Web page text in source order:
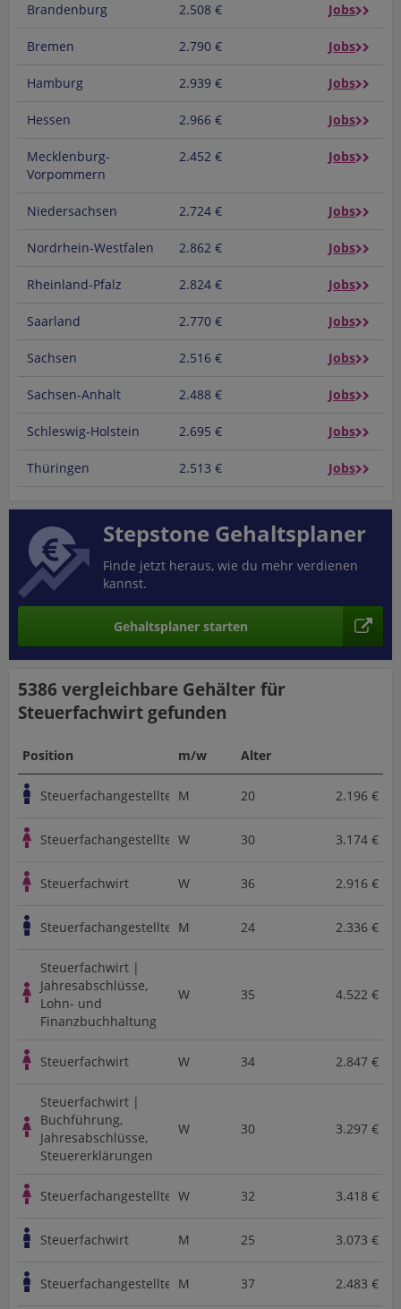
Brandenburg 2.508 € Jobs
Bremen 2.790 € Jobs
Hamburg 2.939 € Jobs
Hessen 2.966 € Jobs
Mecklenburg-
Vorpommern
2.452 € Jobs
Niedersachsen 2.724 € Jobs
Nordrhein-Westfalen 2.862 € Jobs
Rheinland-Pfalz 2.824 € Jobs
Saarland 2.770 € Jobs
Sachsen 2.516 € Jobs
Sachsen-Anhalt 2.488 € Jobs
Schleswig-Holstein 2.695 € Jobs
Thüringen 2.513 € Jobs
Stepstone Gehaltsplaner
Finde jetzt heraus, wie du mehr verdienen
kannst.
Gehaltsplaner starten
5386 vergleichbare Gehälter für
Steuerfachwirt gefunden
Position m/w Alter
Steuerfachangestellte M 20 2.196 €
Steuerfachangestellte W 30 3.174 €
Steuerfachwirt W 36 2.916 €
Steuerfachangestellte M 24 2.336 €
Steuerfachwirt |
Jahresabschlüsse,
Lohn- und
Finanzbuchhaltung
W 35 4.522 €
Steuerfachwirt W 34 2.847 €
Steuerfachwirt |
Buchführung,
Jahresabschlüsse,
Steuererklärungen
W 30 3.297 €
Steuerfachangestellte W 32 3.418 €
Steuerfachwirt M 25 3.073 €
Steuerfachangestellte M 37 2.483 €